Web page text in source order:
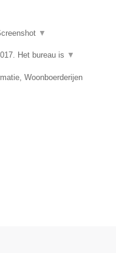
▼
Het bureau is ▼
Woonboerderijen